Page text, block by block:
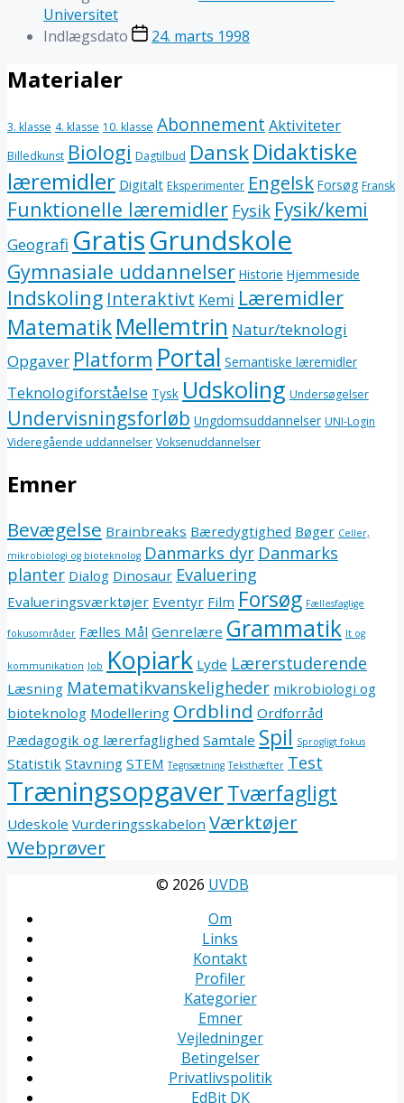
Universitet
Indlægsdato
24. marts 1998
Materialer
3. klasse 4. klasse 10. klasse Abonnement Aktiviteter
Billedkunst Biologi Dagtilbud DanskDidaktiske
læremidler Digitalt Eksperimenter Engelsk Forsøg Fransk
Funktionelle læremidler Fysik Fysik/kemi
Geografi GratisGrundskole
Gymnasiale uddannelser Historie Hjemmeside
Indskoling Interaktivt Kemi Læremidler
MatematikMellemtrin Natur/teknologi
Opgaver Platform Portal Semantiske læremidler
Teknologiforståelse Tysk Udskoling Undersøgelser
Undervisningsforløb Ungdomsuddannelser UNI-Login
Videregående uddannelser Voksenuddannelser
Emner
Bevægelse Brainbreaks Bæredygtighed Bøger Celler,
mikrobiologi og bioteknolog Danmarks dyr Danmarks
planter Dialog Dinosaur Evaluering
Evalueringsværktøjer Eventyr Film Forsøg Fællesfaglige
fokusområder Fælles Mål Genrelære Grammatik It og
kommunikation Job Kopiark Lyde Lærerstuderende
Læsning Matematikvanskeligheder mikrobiologi og
bioteknolog Modellering Ordblind Ordforråd
Pædagogik og lærerfaglighed Samtale Spil Sprogligt fokus
Statistik Stavning STEM Tegnsætning Teksthæfter Test
TræningsopgaverTværfagligt
Udeskole Vurderingsskabelon Værktøjer
Webprøver
© 2026 UVDB
Om
Links
Kontakt
Profiler
Kategorier
Emner
Vejledninger
Betingelser
Privatlivspolitik
EdBit DK